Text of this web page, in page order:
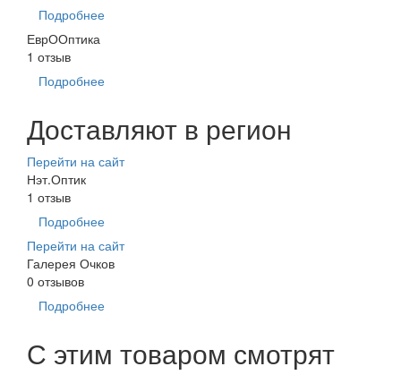
Подробнее
ЕврООптика
1 отзыв
Подробнее
Доставляют в регион
Перейти на сайт
Нэт.Оптик
1 отзыв
Подробнее
Перейти на сайт
Галерея Очков
0 отзывов
Подробнее
С этим товаром смотрят